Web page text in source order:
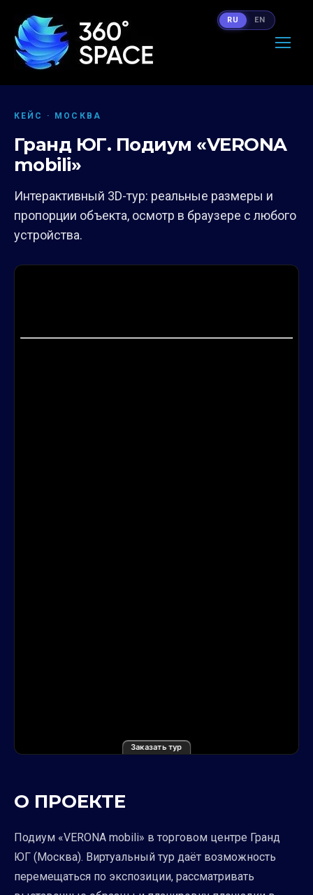
КЕЙС · МОСКВА
Гранд ЮГ. Подиум «VERONA
mobili»
Интерактивный 3D-тур: реальные размеры и
пропорции объекта, осмотр в браузере с любого
устройства.
Заказать тур
О ПРОЕКТЕ
Подиум «VERONA mobili» в торговом центре Гранд
ЮГ (Москва). Виртуальный тур даёт возможность
перемещаться по экспозиции, рассматривать
RU EN